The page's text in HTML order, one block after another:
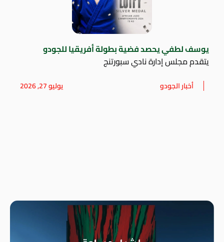
يوسف لطفي يحصد فضية بطولة أفريقيا للجودو
يتقدم مجلس إدارة نادي سبورتنج
أخبار الجودو يوليو 27, 2026